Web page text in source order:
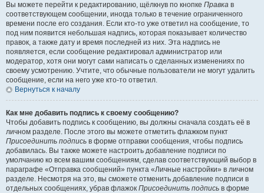
Вы можете перейти к редактированию, щёлкнув по кнопке Правка в
соответствующем сообщении, иногда только в течение ограниченного
времени после его создания. Если кто-то уже ответил на сообщение, то
под ним появится небольшая надпись, которая показывает количество
правок, а также дату и время последней из них. Эта надпись не
появляется, если сообщение редактировал администратор или
модератор, хотя они могут сами написать о сделанных изменениях по
своему усмотрению. Учтите, что обычные пользователи не могут удалить
сообщение, если на него уже кто-то ответил.
Вернуться к началу
Как мне добавить подпись к своему сообщению?
Чтобы добавить подпись к сообщению, вы должны сначала создать её в
личном разделе. После этого вы можете отметить флажком пункт
Присоединить подпись в форме отправки сообщения, чтобы подпись
добавилась. Вы также можете настроить добавление подписи по
умолчанию ко всем вашим сообщениям, сделав соответствующий выбор в
параграфе «Отправка сообщений» пункта «Личные настройки» в личном
разделе. Несмотря на это, вы сможете отменить добавление подписи в
отдельных сообщениях, убрав флажок Присоединить подпись в форме